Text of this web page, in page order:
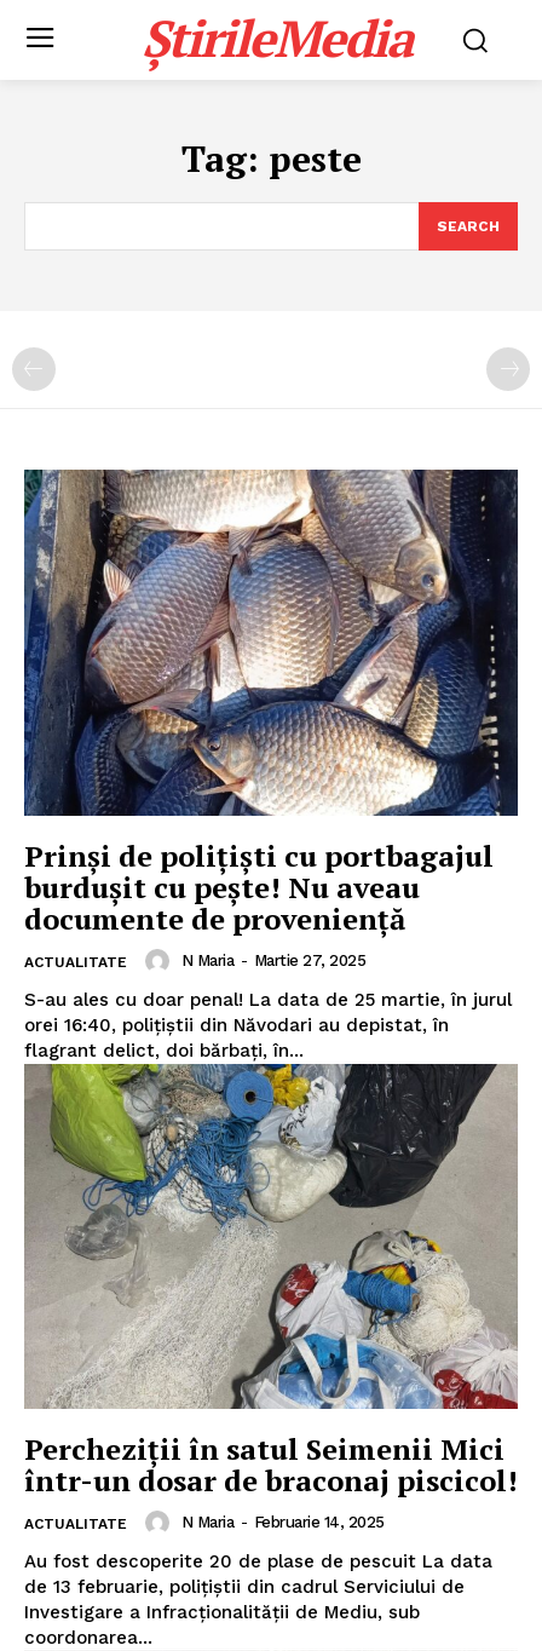
ȘtirileMedia
Tag: peste
SEARCH
Prinşi de poliţişti cu portbagajul
burduşit cu peşte! Nu aveau
documente de provenienţă
ACTUALITATE N Maria - Martie 27, 2025
S-au ales cu doar penal! La data de 25 martie, în jurul
orei 16:40, polițiștii din Năvodari au depistat, în
flagrant delict, doi bărbați, în...
Percheziţii în satul Seimenii Mici
într-un dosar de braconaj piscicol!
ACTUALITATE N Maria - Februarie 14, 2025
Au fost descoperite 20 de plase de pescuit La data
de 13 februarie, polițiștii din cadrul Serviciului de
Investigare a Infracționalității de Mediu, sub
coordonarea...